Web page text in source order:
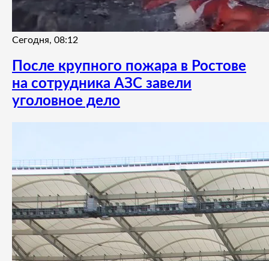
Сегодня, 08:12
После крупного пожара в Ростове
на сотрудника АЗС завели
уголовное дело